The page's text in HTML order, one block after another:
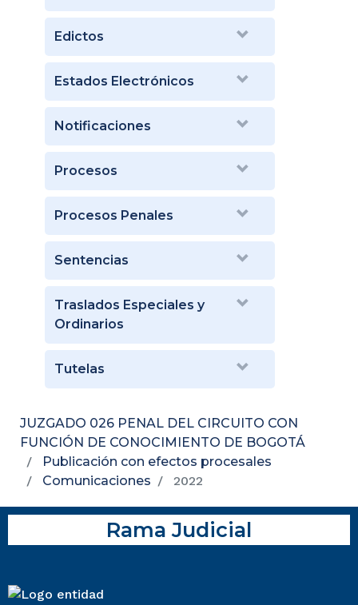
Edictos
Estados Electrónicos
Notificaciones
Procesos
Procesos Penales
Sentencias
Traslados Especiales y
Ordinarios
Tutelas
JUZGADO 026 PENAL DEL CIRCUITO CON
FUNCIÓN DE CONOCIMIENTO DE BOGOTÁ
Publicación con efectos procesales
Comunicaciones
2022
Rama Judicial